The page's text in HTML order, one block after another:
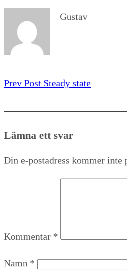
Gustav
Prev Post Steady state
Lämna ett svar
Din e-postadress kommer inte
Kommentar *
Namn *